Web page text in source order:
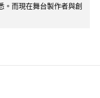
。而現在舞台製作者與創